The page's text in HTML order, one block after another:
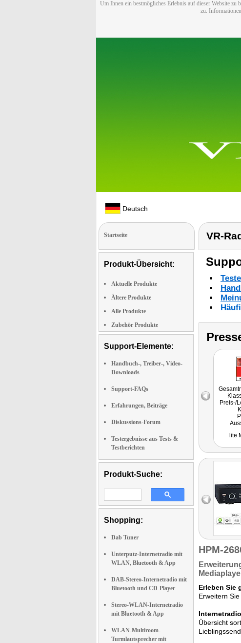
Um Ihnen ein bestmögliches Erlebnis auf dieser Website
zu.
Deutsch
Startseite
Produkt-Übersicht:
Aktuelle Produkte
Ältere Produkte
Alle Produkte
Zubehör Produkte
Support-Elemente:
Handbuch-, Treiber-, Video-
Downloads
Support-FAQs
Erfahrungen, Beiträge
Diskussions-Forum
Testergebnisse aus Tests &
Testberichten
Produkt-Suche:
Shopping:
Dab Tuner
Unterputz-Internetradio mit
WLAN, Bluetooth & App
DAB-Stereo-Internetradio mit
Bluetooth und CD-Player
Stereo-WLAN-Internetradio
mit Bluetooth & App
WLAN-Multiroom-
Turmlautsprecher mit
VR-
Preis-/
HiFi-
von VR-
jede
lite
HPM-
Erleben Sie
Erweitern
Übersicht